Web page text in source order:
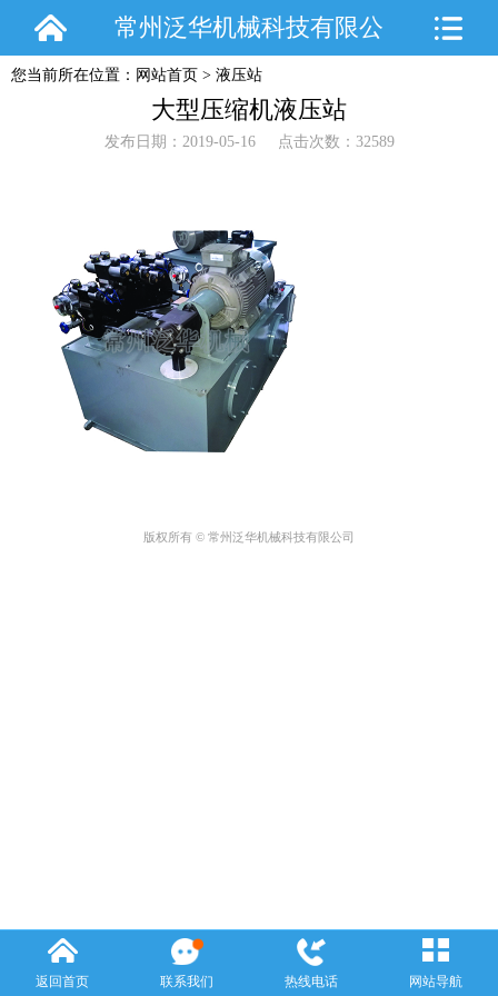
常州泛华机械科技有限公
司
您当前所在位置： 网站首页 > 液压站
大型压缩机液压站
发布日期：2019-05-16 点击次数：32589
版权所有 © 常州泛华机械科技有限公司
返回首页 联系我们 热线电话 网站导航